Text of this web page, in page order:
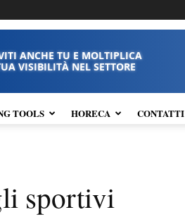
ANCHE TU E MOLTIPLICA
VISIBILITÀ NEL SETTORE
TOOLS HORECA CONTATTI
sportivi